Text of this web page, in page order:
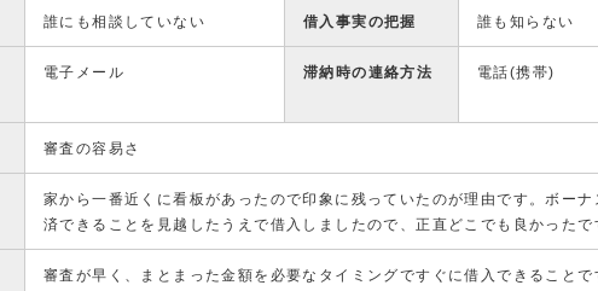
誰にも相談していない 借入事実の把握 誰も知らない
電子メール 滞納時の連絡方法 電話(携帯)
審査の容易さ
家から一番近くに看板があったので印象に残っていたのが理由です。ボーナ
済できることを見越したうえで借入しましたので、正直どこでも良かったで
審査が早く、まとまった金額を必要なタイミングですぐに借入できることで